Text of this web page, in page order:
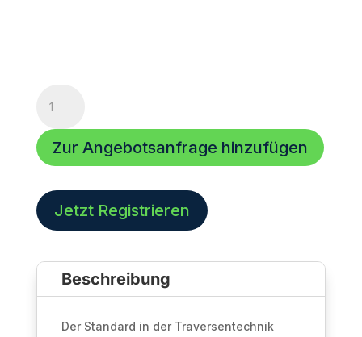
290-
4
|
250mm |
Punkt
Traverse
Black
Menge
Zur Angebotsanfrage hinzufügen
Jetzt Registrieren
Beschreibung
Der Standard in der Traversentechnik